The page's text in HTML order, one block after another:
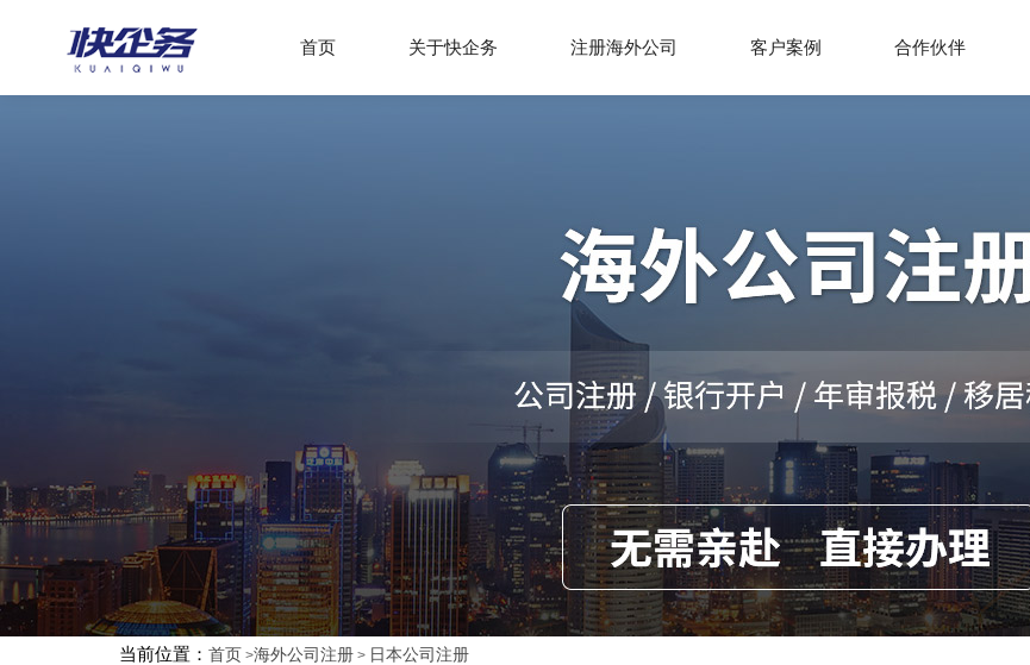
首页 关于快企务 注册海外公司 客户案例 合作伙伴
当前位置： 首页 >海外公司注册 > 日本公司注册